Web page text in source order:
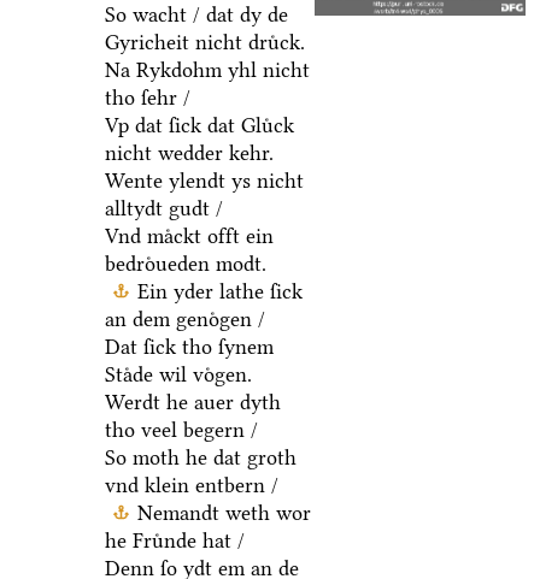
So wacht / dat dy de
Gyricheit nicht druͤck.
Na Rykdohm yhl nicht
tho ſehr /
Vp dat ſick dat Gluͤck
nicht wedder kehr.
Wente ylendt ys nicht
alltydt gudt /
Vnd maͤckt offt ein
bedroͤueden modt.
Ein yder lathe ſick
an dem genoͤgen /
Dat ſick tho ſynem
Staͤde wil voͤgen.
Werdt he auer dyth
tho veel begern /
So moth he dat groth
vnd klein entbern /
Nemandt weth wor
he Fruͤnde hat /
Denn ſo ydt em an de